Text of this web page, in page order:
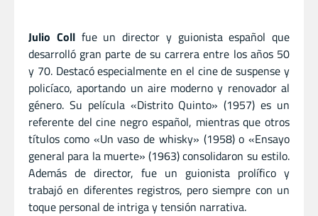
Julio Collfue un director y guionista español que
desarrolló gran parte de su carrera entre los años 50
y 70. Destacó especialmente en el cine de suspense y
policíaco, aportando un aire moderno y renovador al
género. Su película «Distrito Quinto» (1957) es un
referente del cine negro español, mientras que otros
títulos como «Un vaso de whisky» (1958) o «Ensayo
general para la muerte» (1963) consolidaron su estilo.
Además de director, fue un guionista prolífico y
trabajó en diferentes registros, pero siempre con un
toque personal de intriga y tensión narrativa.